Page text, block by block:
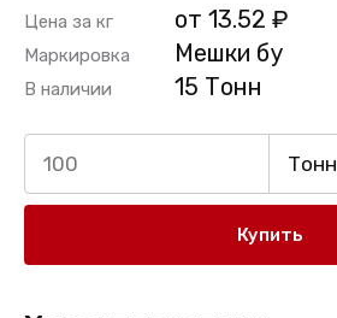
Цена за кг от 13.52 ₽
Маркировка Мешки бу
В наличии 15 Тонн
Тонн
Купить